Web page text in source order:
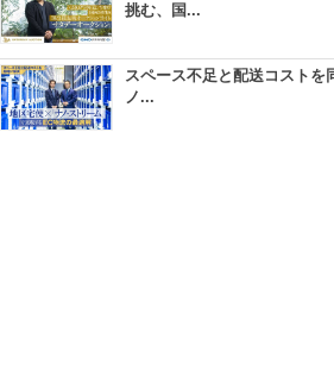
挑む、国...
スペース不足と配送コスト
ノ...